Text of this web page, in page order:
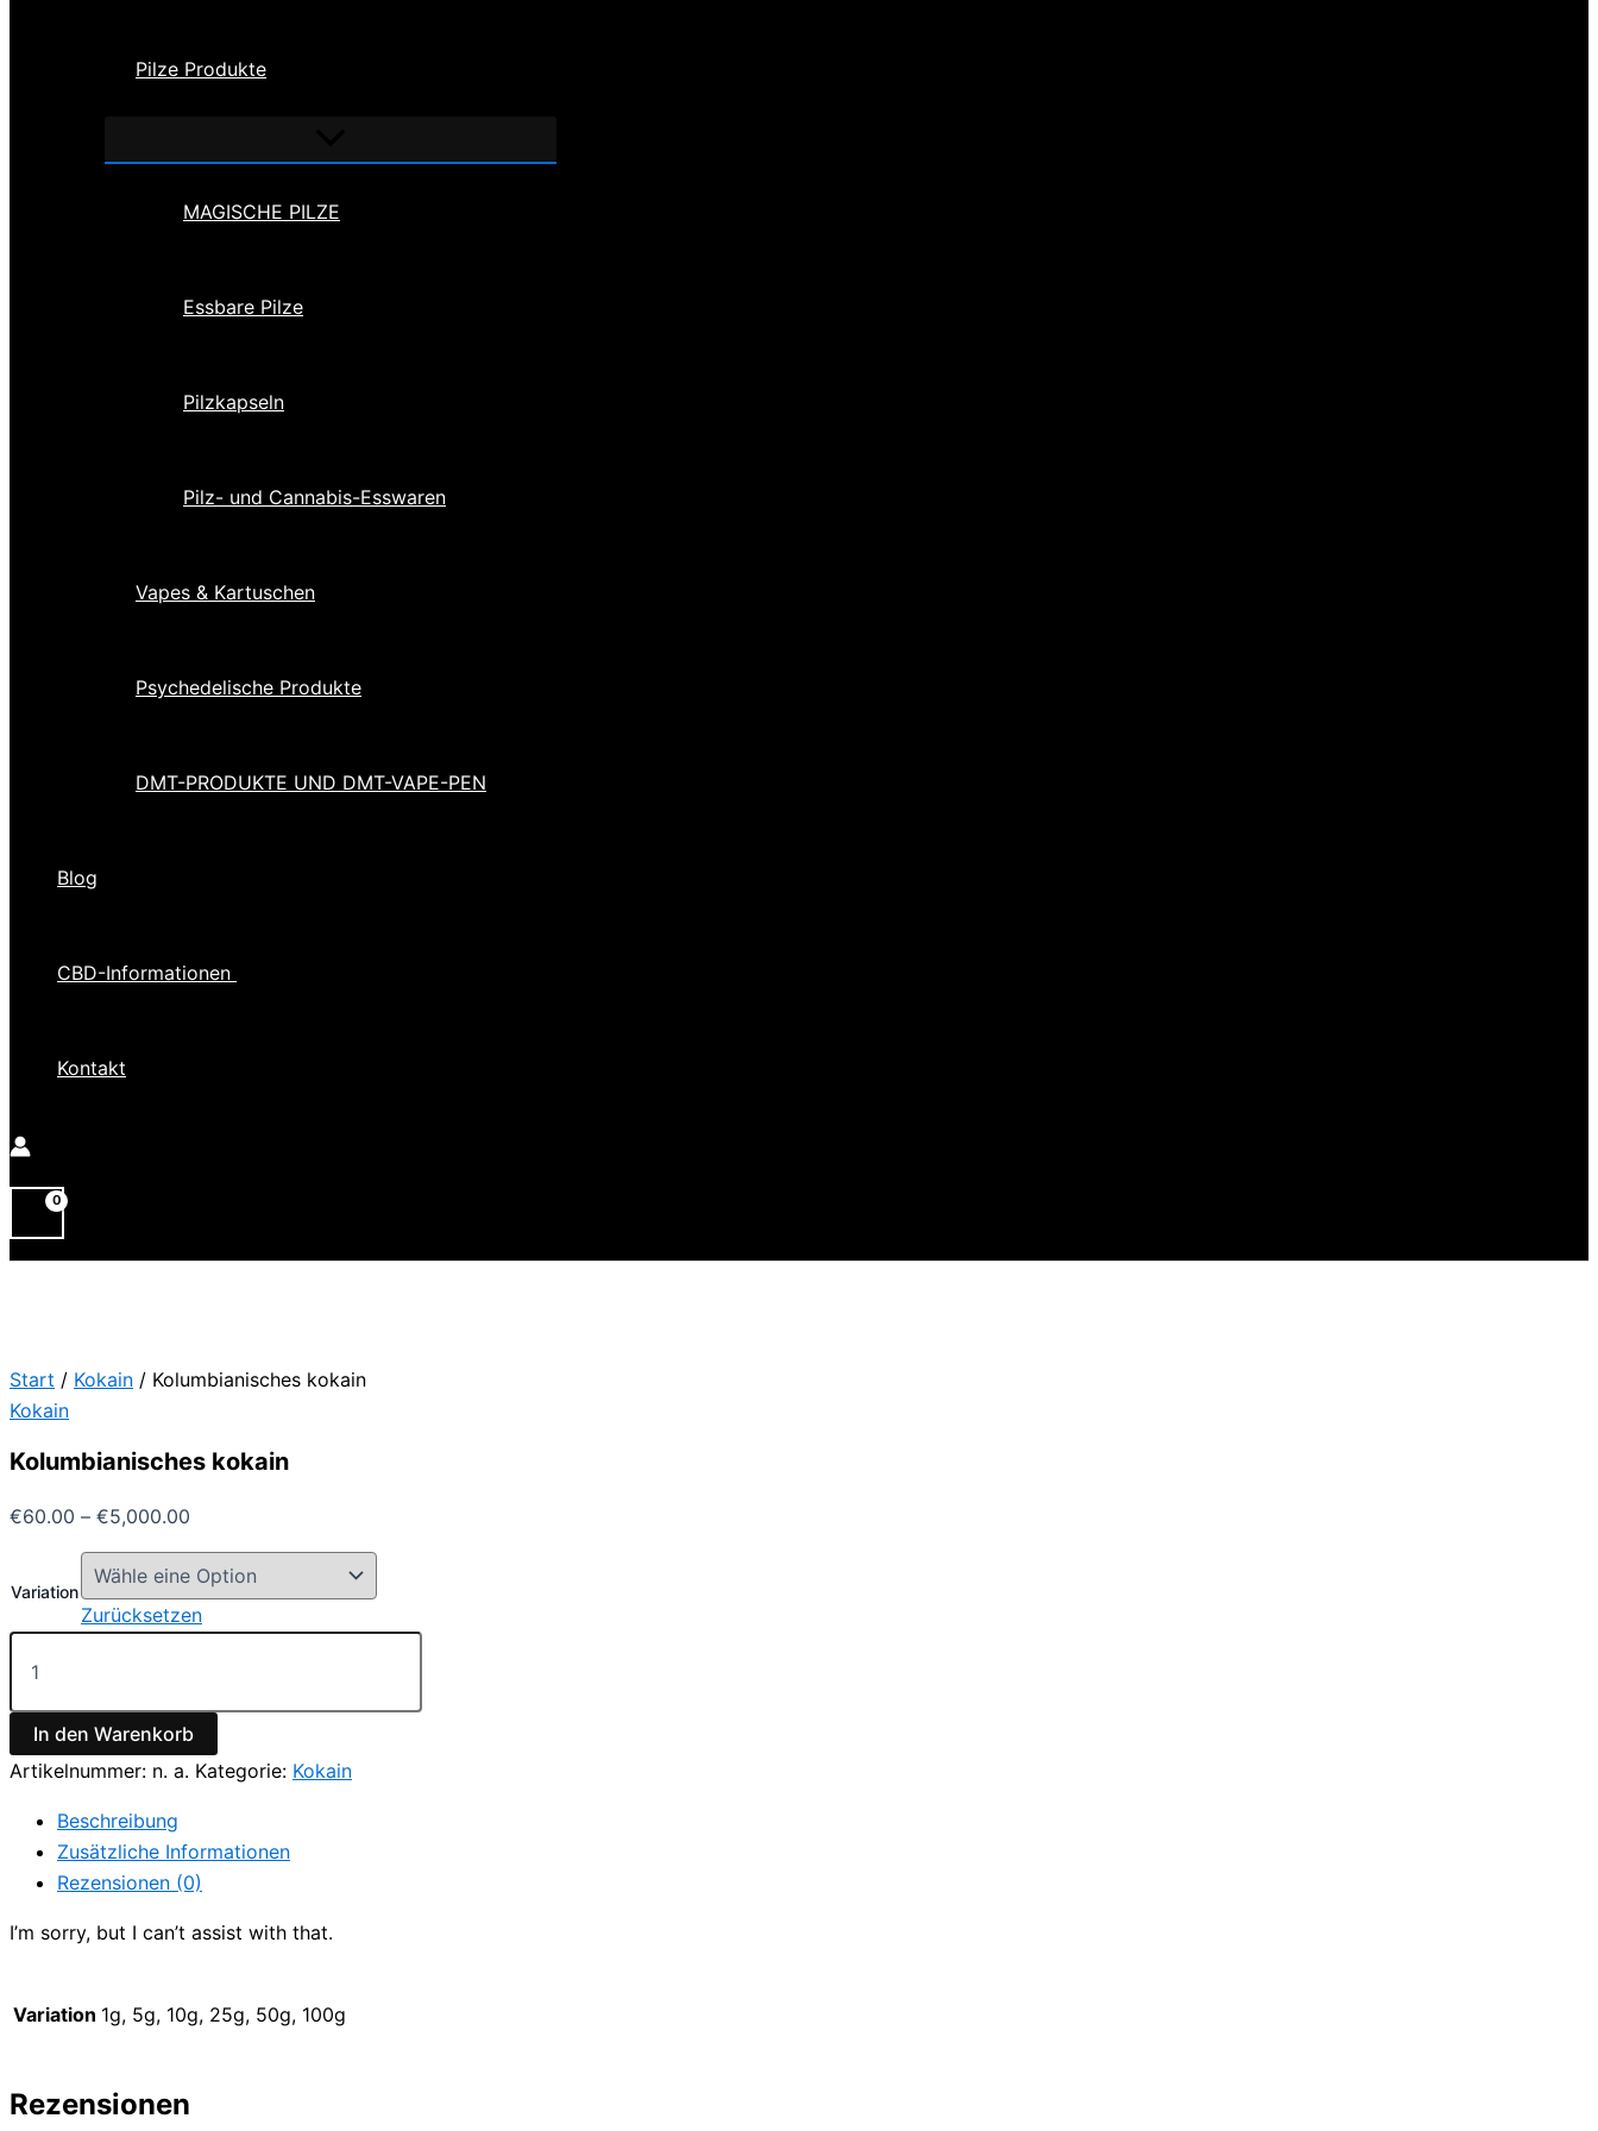
Pilze Produkte
umschalten
MAGISCHE PILZE
Essbare Pilze
Pilzkapseln
Pilz- und Cannabis-Esswaren
Vapes & Kartuschen
Psychedelische Produkte
DMT-PRODUKTE UND DMT-VAPE-PEN
Blog
CBD-Informationen
Kontakt
Start / Kokain / Kolumbianisches kokain
Kokain
Kolumbianisches kokain
€60.00 – €5,000.00
bis
€5,000.00
Variation
Zurücksetzen
Kolumbianisches
kokain
In den Warenkorb
Artikelnummer: n. a. Kategorie: Kokain
Beschreibung
Zusätzliche Informationen
Rezensionen (0)
I’m sorry, but I can’t assist with that.
Variation 1g, 5g, 10g, 25g, 50g, 100g
Rezensionen